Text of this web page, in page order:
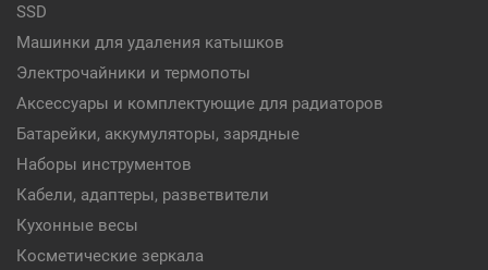
SSD
Машинки для удаления катышков
Электрочайники и термопоты
Аксессуары и комплектующие для радиаторов
Батарейки, аккумуляторы, зарядные
Наборы инструментов
Кабели, адаптеры, разветвители
Кухонные весы
Косметические зеркала